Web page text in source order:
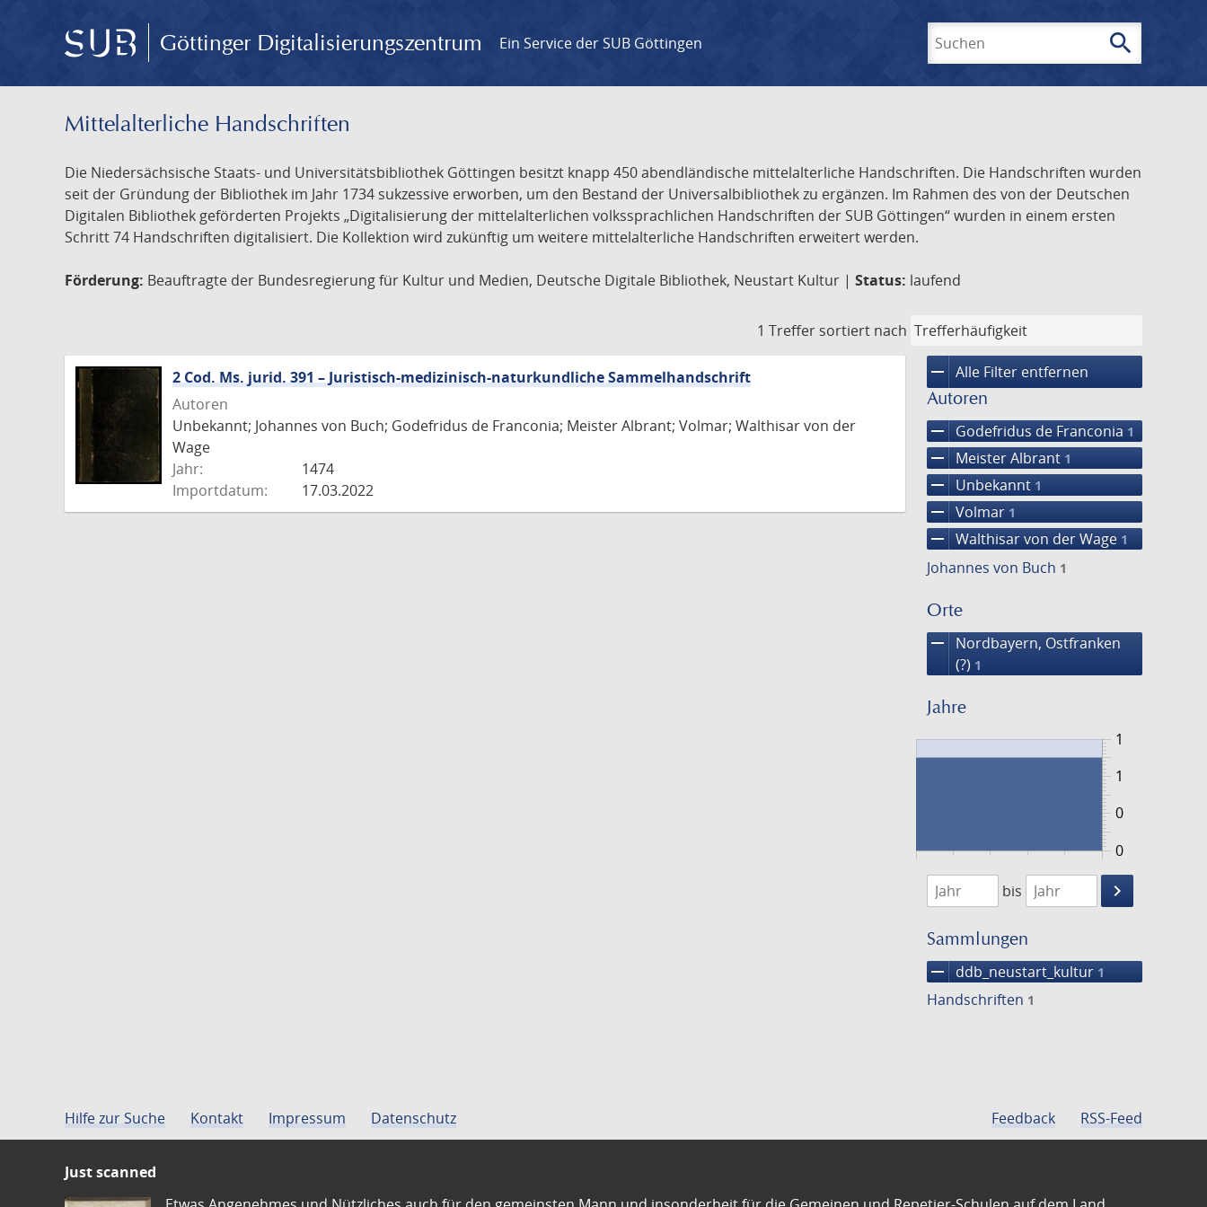
Göttinger Digitalisierungszentrum Ein Service der SUB Göttingen search
Mittelalterliche Handschriften
Die Niedersächsische Staats- und Universitätsbibliothek Göttingen besitzt knapp 450 abendländische mittelalterliche Handschriften. Die Handschriften wurden
seit der Gründung der Bibliothek im Jahr 1734 sukzessive erworben, um den Bestand der Universalbibliothek zu ergänzen. Im Rahmen des von der Deutschen
Digitalen Bibliothek geförderten Projekts „Digitalisierung der mittelalterlichen volkssprachlichen Handschriften der SUB Göttingen“ wurden in einem ersten
Schritt 74 Handschriften digitalisiert. Die Kollektion wird zukünftig um weitere mittelalterliche Handschriften erweitert werden.
Förderung: Beauftragte der Bundesregierung für Kultur und Medien, Deutsche Digitale Bibliothek, Neustart Kultur | Status: laufend
1 Treffer sortiert nach
remove Alle Filter entfernen
Autoren
remove Godefridus de Franconia 1
remove Meister Albrant 1
remove Unbekannt 1
remove Volmar 1
remove Walthisar von der Wage 1
Johannes von Buch 1
Orte
remove
Nordbayern, Ostfranken
(?) 1
Jahre
0
1
0
1
1474
1475
bis
keyboard_arrow_right
Suche
Sammlungen
remove ddb_neustart_kultur 1
Handschriften 1
2 Cod. Ms. jurid. 391 – Juristisch-medizinisch-naturkundliche Sammelhandschrift
Autoren
Unbekannt; Johannes von Buch; Godefridus de Franconia; Meister Albrant; Volmar; Walthisar von der
Wage
Jahr:
1474
Importdatum:
17.03.2022
Hilfe zur Suche Kontakt Impressum Datenschutz Feedback RSS-Feed
Just scanned